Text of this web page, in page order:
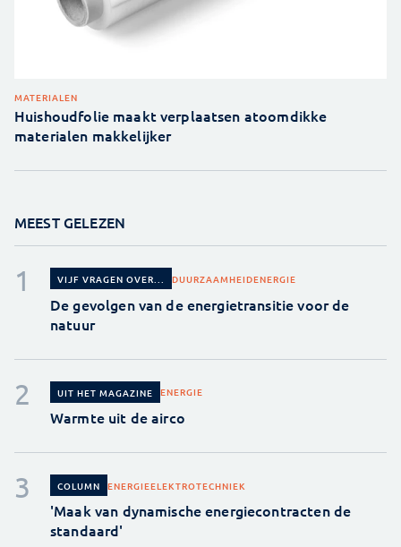
MATERIALEN
Huishoudfolie maakt verplaatsen atoomdikke
materialen makkelijker
MEEST GELEZEN
VIJF VRAGEN OVER... DUURZAAMHEIDENERGIE
De gevolgen van de energietransitie voor de
natuur
UIT HET MAGAZINE ENERGIE
Warmte uit de airco
COLUMN ENERGIEELEKTROTECHNIEK
'Maak van dynamische energiecontracten de
standaard'